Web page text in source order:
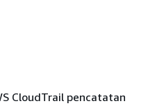
CloudTrail pencatatan